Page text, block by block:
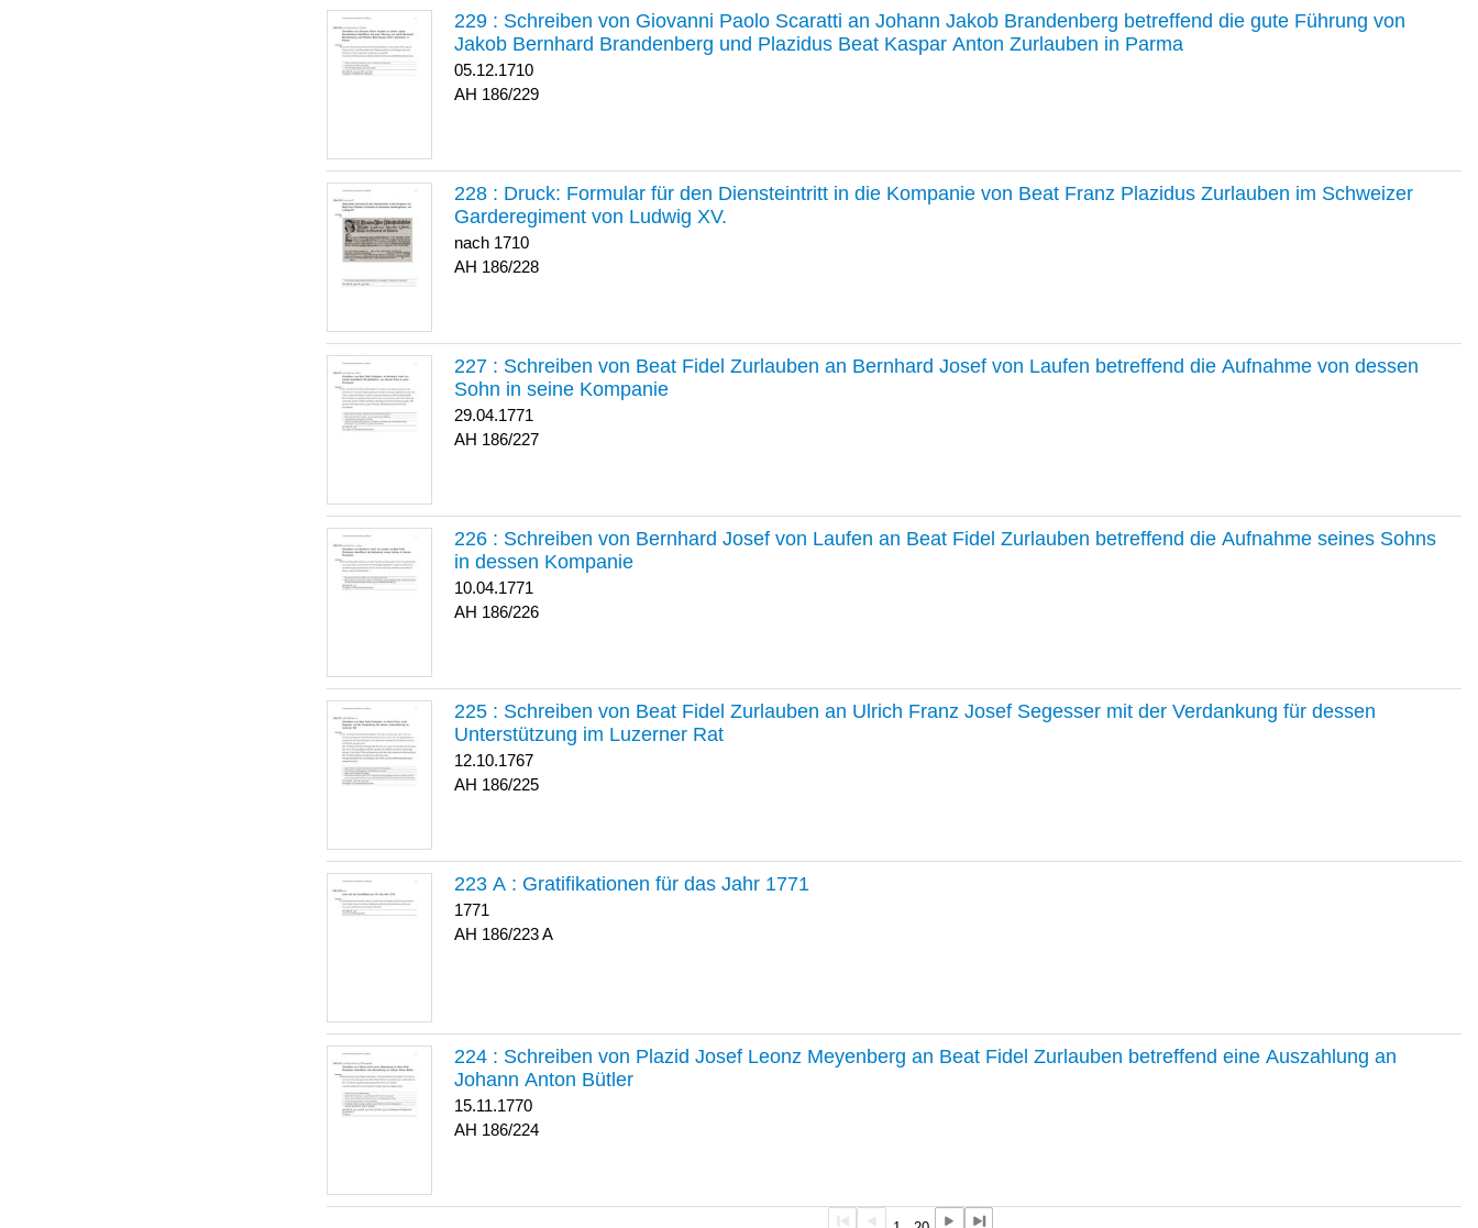
229 : Schreiben von Giovanni Paolo Scaratti an Johann Jakob Brandenberg betreffend die gute Führung von
Jakob Bernhard Brandenberg und Plazidus Beat Kaspar Anton Zurlauben in Parma
05.12.1710
186/229
228 : Druck: Formular für den Diensteintritt in die Kompanie von Beat Franz Plazidus Zurlauben im Schweizer
Garderegiment von Ludwig XV.
nach 1710
186/228
227 : Schreiben von Beat Fidel Zurlauben an Bernhard Josef von Laufen betreffend die Aufnahme von dessen
Sohn in seine Kompanie
29.04.1771
186/227
226 : Schreiben von Bernhard Josef von Laufen an Beat Fidel Zurlauben betreffend die Aufnahme seines Sohns
in dessen Kompanie
10.04.1771
186/226
225 : Schreiben von Beat Fidel Zurlauben an Ulrich Franz Josef Segesser mit der Verdankung für dessen
Unterstützung im Luzerner Rat
12.10.1767
186/225
223 A : Gratifikationen für das Jahr 1771
1771
186/223 A
224 : Schreiben von Plazid Josef Leonz Meyenberg an Beat Fidel Zurlauben betreffend eine Auszahlung an
Johann Anton Bütler
15.11.1770
186/224